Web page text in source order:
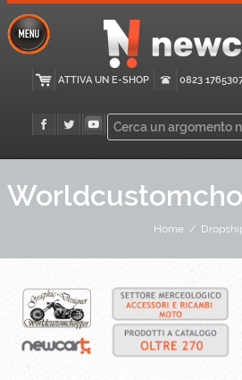
ATTIVA UN E-SHOP 0823
Home /